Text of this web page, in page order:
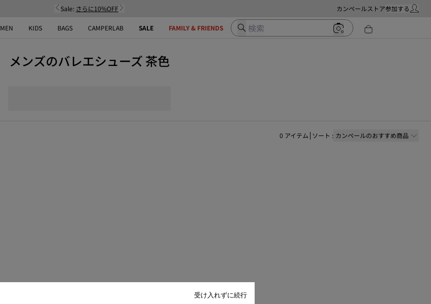
受け入れずに続行
Sale: さらに10%OFF カンペールストア参加するマイ・
MEN KIDS BAGS CAMPERLAB SALE FAMILY & FRIENDS 検索
メンズのバレエシューズ 茶色
0 アイテム ソート : カンペールのおすすめ商品